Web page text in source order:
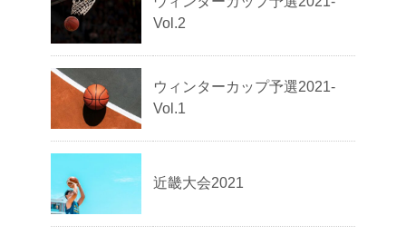
Vol.2
ウィンターカップ予選2021-
Vol.1
近畿大会2021